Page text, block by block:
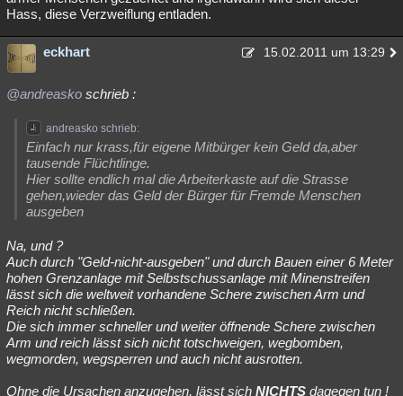
Hass, diese Verzweiflung entladen.
eckhart 15.02.2011 um 13:29
@andreasko schrieb :
andreasko schrieb:
Einfach nur krass,für eigene Mitbürger kein Geld da,aber
tausende Flüchtlinge.
Hier sollte endlich mal die Arbeiterkaste auf die Strasse
gehen,wieder das Geld der Bürger für Fremde Menschen
ausgeben
Na, und ?
Auch durch "Geld-nicht-ausgeben" und durch Bauen einer 6 Meter
hohen Grenzanlage mit Selbstschussanlage mit Minenstreifen
lässt sich die weltweit vorhandene Schere zwischen Arm und
Reich nicht schließen.
Die sich immer schneller und weiter öffnende Schere zwischen
Arm und reich lässt sich nicht totschweigen, wegbomben,
wegmorden, wegsperren und auch nicht ausrotten.
Ohne die Ursachen anzugehen, lässt sich NICHTS dagegen tun !